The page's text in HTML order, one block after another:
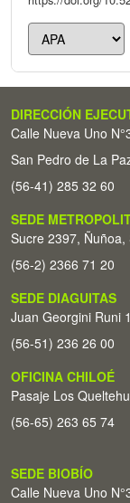
DIRECCIÓN
Calle Nueva Uno
San Pedro de La
(56-41) 285 32 60
SEDE
Sucre 2397, Ñuñoa,
(56-2) 2366 71 20
SEDE DIAGUITAS
Juan Georgini Runi
(56-51) 236 26 00
OFICINA CHILOÉ
Pasaje Los
(56-65) 263 65 74
SEDE BIOBÍO
Calle Nueva Uno